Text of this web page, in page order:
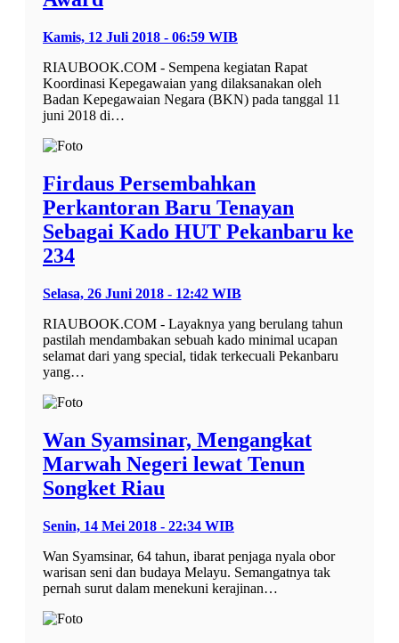
Kamis, 12 Juli 2018 - 06:59 WIB
RIAUBOOK.COM - Sempena kegiatan Rapat
Koordinasi Kepegawaian yang dilaksanakan oleh
Badan Kepegawaian Negara (BKN) pada tanggal 11
juni 2018 di…
Firdaus Persembahkan
Perkantoran Baru Tenayan
Sebagai Kado HUT Pekanbaru ke
234
Selasa, 26 Juni 2018 - 12:42 WIB
RIAUBOOK.COM - Layaknya yang berulang tahun
pastilah mendambakan sebuah kado minimal ucapan
selamat dari yang special, tidak terkecuali Pekanbaru
yang…
Wan Syamsinar, Mengangkat
Marwah Negeri lewat Tenun
Songket Riau
Senin, 14 Mei 2018 - 22:34 WIB
Wan Syamsinar, 64 tahun, ibarat penjaga nyala obor
warisan seni dan budaya Melayu. Semangatnya tak
pernah surut dalam menekuni kerajinan…